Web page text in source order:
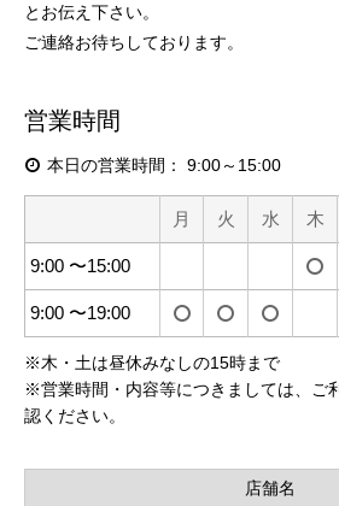
とお伝え下さい。
ご連絡お待ちしております。
営業時間
本日の営業時間： 9:00～15:00
月 火 水 木
9:00 〜15:00
9:00 〜19:00
※木・土は昼休みなしの15時まで
※営業時間・内容等につきましては、ご
認ください。
店舗名